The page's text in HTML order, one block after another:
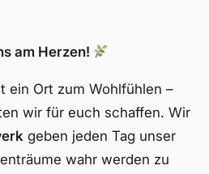
am Herzen!
ein Ort zum Wohlfühlen –
wir für euch schaffen. Wir
geben jeden Tag unser
wahr werden zu